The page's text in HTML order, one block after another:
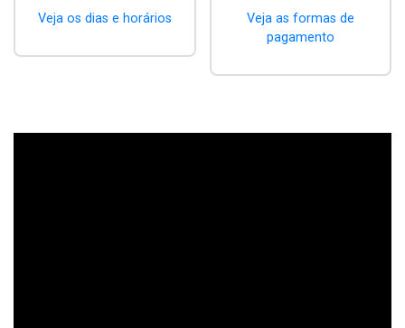
Veja os dias e horários
Veja as formas de
pagamento